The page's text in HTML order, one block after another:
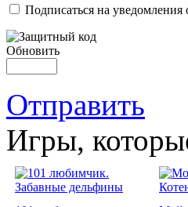
Подписаться на
Обновить
Отправить
Игры,